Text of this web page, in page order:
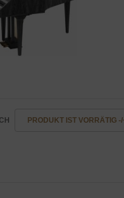
PRODUKT IST VORRÄTIG